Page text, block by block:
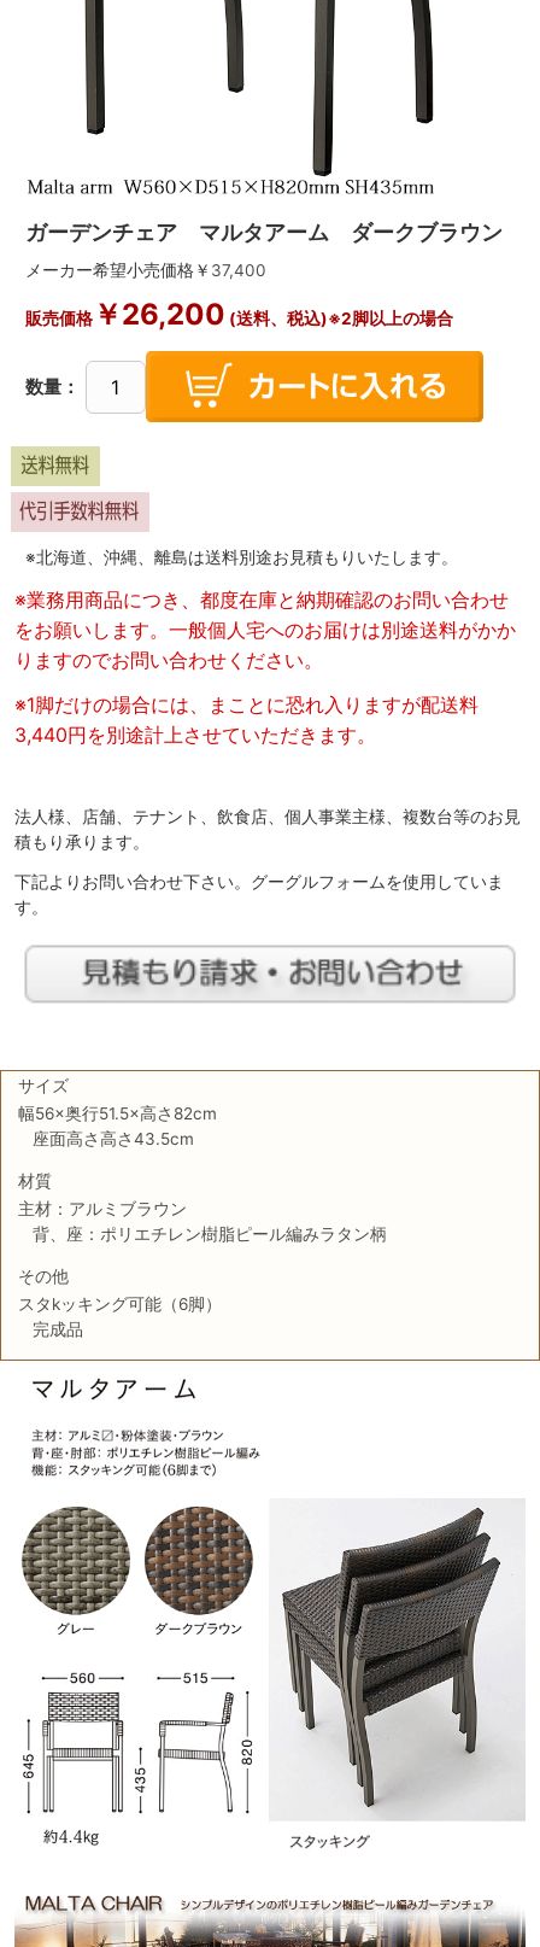
ガーデンチェア マルタアーム ダークブラウン
メーカー希望小売価格￥ 37,400
販売価格￥26,200 (送料、税込)※2脚以上の場合
数量：
※北海道、沖縄、離島は送料別途お見積もりいたします。
※業務用商品につき、都度在庫と納期確認のお問い合わせ
をお願いします。一般個人宅へのお届けは別途送料がかか
りますのでお問い合わせください。
※1脚だけの場合には、まことに恐れ入りますが配送料
3,440円を別途計上させていただきます。
法人様、店舗、テナント、飲食店、個人事業主様、複数台等のお見
積もり承ります。
下記よりお問い合わせ下さい。グーグルフォームを使用していま
す。
サイズ
幅56×奥行51.5×高さ82cm
座面高さ高さ43.5cm
材質
主材：アルミブラウン
背、座：ポリエチレン樹脂ピール編みラタン柄
その他
スタkッキング可能（6脚）
完成品